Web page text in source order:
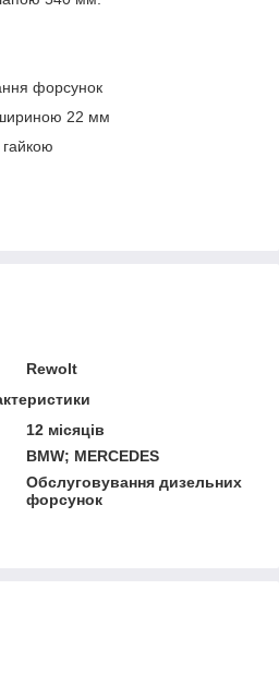
форсунок
22 мм
гайкою
Rewolt
12 місяців
BMW; MERCEDES
Обслуговування дизельних
форсунок